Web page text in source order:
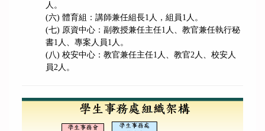
人。
(六) 體育組：講師兼任組長1人，組員1人。
(七) 原資中心：副教授兼任主任1人、教官兼任執行秘
書1人、專案人員1人。
(八) 校安中心：教官兼任主任1人、教官2人、校安人
員2人。